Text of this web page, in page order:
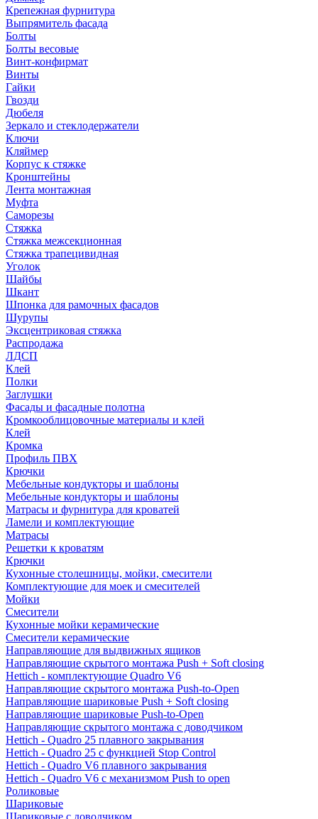
Крепежная фурнитура
Выпрямитель фасада
Болты
Болты весовые
Винт-конфирмат
Винты
Гайки
Гвозди
Дюбеля
Зеркало и стеклодержатели
Ключи
Кляймер
Корпус к стяжке
Кронштейны
Лента монтажная
Муфта
Саморезы
Стяжка
Стяжка межсекционная
Стяжка трапецивидная
Уголок
Шайбы
Шкант
Шпонка для рамочных фасадов
Шурупы
Эксцентриковая стяжка
Распродажа
ЛДСП
Клей
Полки
Заглушки
Фасады и фасадные полотна
Кромкооблицовочные материалы и клей
Клей
Кромка
Профиль ПВХ
Крючки
Мебельные кондукторы и шаблоны
Мебельные кондукторы и шаблоны
Матрасы и фурнитура для кроватей
Ламели и комплектующие
Матрасы
Решетки к кроватям
Крючки
Кухонные столешницы, мойки, смесители
Комплектующие для моек и смесителей
Мойки
Смесители
Кухонные мойки керамические
Смесители керамические
Направляющие для выдвижных ящиков
Направляющие скрытого монтажа Push + Soft closing
Hettich - комплектующие Quadro V6
Направляющие скрытого монтажа Push-to-Open
Направляющие шариковые Push + Soft closing
Направляющие шариковые Push-to-Open
Направляющие скрытого монтажа с доводчиком
Hettich - Quadro 25 плавного закрывания
Hettich - Quadro 25 с функцией Stop Control
Hettich - Quadro V6 плавного закрывания
Hettich - Quadro V6 с механизмом Push to open
Роликовые
Шариковые
Шариковые с доводчиком